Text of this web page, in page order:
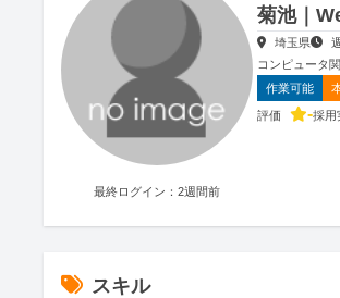
最終ログイン：2週間前
菊池｜
埼玉県
コンピュータ
作業可能
評価 -採用
スキル